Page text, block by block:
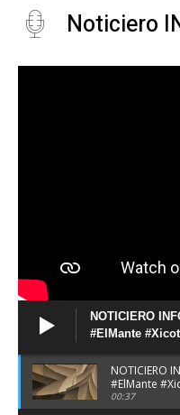
Noticiero
NOTICIERO
#ElMante
NOTICIERO
#ElMante
#TAMPS
00:37